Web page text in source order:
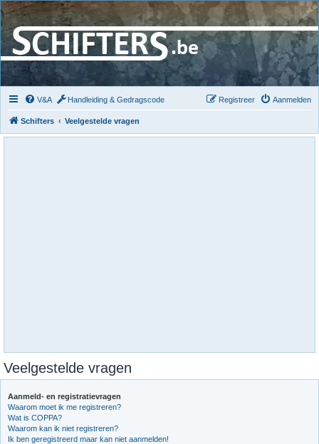
V&A Handleiding & Gedragscode Aanmelden
Registreer
Schifters Veelgestelde vragen
Veelgestelde vragen
Aanmeld- en registratievragen
Waarom moet ik me registreren?
Wat is COPPA?
Waarom kan ik niet registreren?
Ik ben geregistreerd maar kan niet aanmelden!